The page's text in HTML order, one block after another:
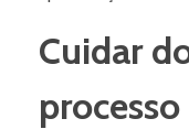
Cuidar